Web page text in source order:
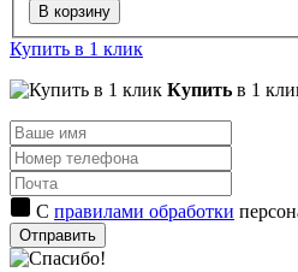
В корзину
Купить в 1 клик
Купить в 1
С правилами обработки
Отправить